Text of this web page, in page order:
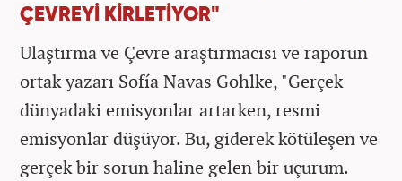
ÇEVREYİ KİRLETİYOR"
Ulaştırma ve Çevre araştırmacısı ve raporun
ortak yazarı Sofía Navas Gohlke, "Gerçek
dünyadaki emisyonlar artarken, resmi
emisyonlar düşüyor. Bu, giderek kötüleşen ve
gerçek bir sorun haline gelen bir uçurum.